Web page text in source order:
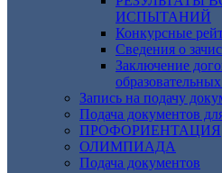
ИСПЫТАНИЙ
Конкурсные
Сведения о
Заключение
Запись на подачу
Подача документов
ПРОФОРИЕНТАЦИЯ
ОЛИМПИАДА
Подача документов